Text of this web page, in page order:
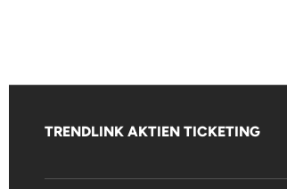
TRENDLINK AKTIEN TICKETING